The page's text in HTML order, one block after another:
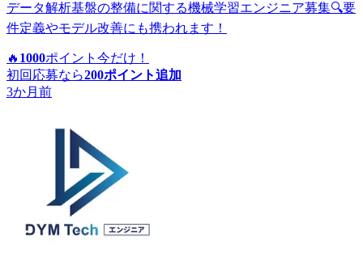
データ解析基盤の整備に関する機械学習エンジニア募集🔍要
件定義やモデル改善にも携われます！
🔥 1000ポイント 今だけ！
初回応募なら200ポイント追加
3か月前